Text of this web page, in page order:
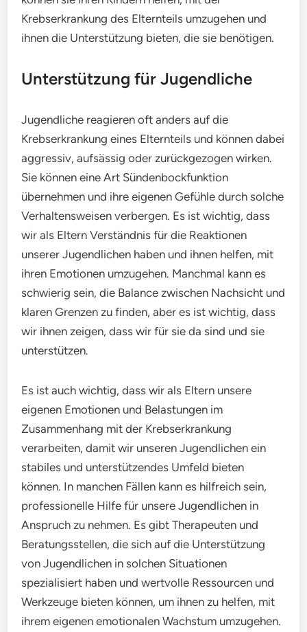
Krebserkrankung des Elternteils umzugehen und
ihnen die Unterstützung bieten, die sie benötigen.
Unterstützung für Jugendliche
Jugendliche reagieren oft anders auf die
Krebserkrankung eines Elternteils und können dabei
aggressiv, aufsässig oder zurückgezogen wirken.
Sie können eine Art Sündenbockfunktion
übernehmen und ihre eigenen Gefühle durch solche
Verhaltensweisen verbergen. Es ist wichtig, dass
wir als Eltern Verständnis für die Reaktionen
unserer Jugendlichen haben und ihnen helfen, mit
ihren Emotionen umzugehen. Manchmal kann es
schwierig sein, die Balance zwischen Nachsicht und
klaren Grenzen zu finden, aber es ist wichtig, dass
wir ihnen zeigen, dass wir für sie da sind und sie
unterstützen.
Es ist auch wichtig, dass wir als Eltern unsere
eigenen Emotionen und Belastungen im
Zusammenhang mit der Krebserkrankung
verarbeiten, damit wir unseren Jugendlichen ein
stabiles und unterstützendes Umfeld bieten
können. In manchen Fällen kann es hilfreich sein,
professionelle Hilfe für unsere Jugendlichen in
Anspruch zu nehmen. Es gibt Therapeuten und
Beratungsstellen, die sich auf die Unterstützung
von Jugendlichen in solchen Situationen
spezialisiert haben und wertvolle Ressourcen und
Werkzeuge bieten können, um ihnen zu helfen, mit
ihrem eigenen emotionalen Wachstum umzugehen.